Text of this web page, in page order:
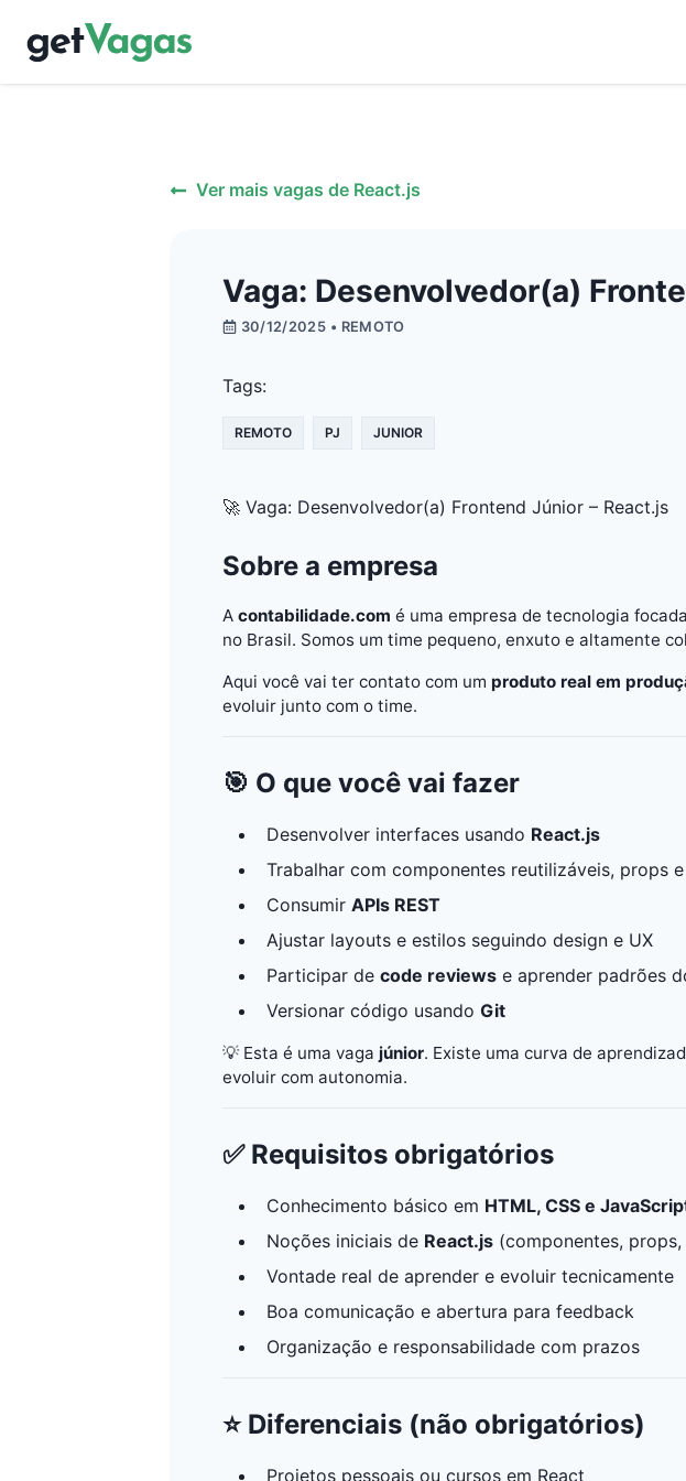
Ver mais vagas de React.js
Vaga: Desenvolvedor(a)
30/12/2025 • REMOTO
Tags:
REMOTO PJ JUNIOR
🚀 Vaga: Desenvolvedor(a) Frontend Júnior – React.js
Sobre a empresa
A contabilidade.com é uma empresa de tecnologia
no Brasil. Somos um time pequeno, enxuto e altamente
Aqui você vai ter contato com um produto real em
evoluir junto com o time.
🎯 O que você vai fazer
Desenvolver interfaces usando React.js
Trabalhar com componentes reutilizáveis, props
Consumir APIs REST
Ajustar layouts e estilos seguindo design e UX
Participar de code reviews e aprender padrões
Versionar código usando Git
💡 Esta é uma vaga júnior. Existe uma curva de
evoluir com autonomia.
✅ Requisitos obrigatórios
Conhecimento básico em HTML, CSS e
Noções iniciais de React.js (componentes,
Vontade real de aprender e evoluir tecnicamente
Boa comunicação e abertura para feedback
Organização e responsabilidade com prazos
⭐ Diferenciais (não obrigatórios)
Projetos pessoais ou cursos em React